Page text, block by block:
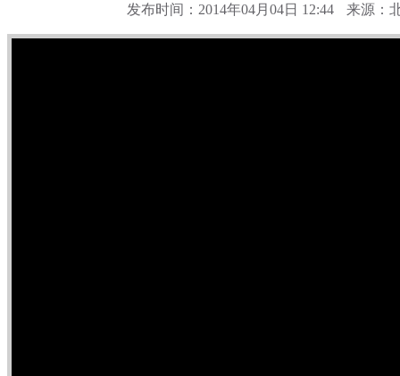
发布时间：2014年04月04日 12:44 来源：